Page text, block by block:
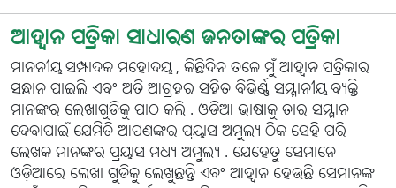
ଆହ୍ୱାନ ପତ୍ରିକା ସାଧାରଣ ଜନତାଙ୍କର ପତ୍ରିକା
ମାନନୀୟ ସମ୍ପାଦକ ମହୋଦୟ , କିଛିଦିନ ତଳେ ମୁଁ ଆହ୍ୱାନ ପତ୍ରିକାର
ସନ୍ଧାନ ପାଇଲି ଏବଂ ଅତି ଆଗ୍ରହର ସହିତ ବିଭିର୍ଣ୍ଣ ସମ୍ମାନୀୟ ବ୍ୟକ୍ତି
ମାନଙ୍କର ଲେଖାଗୁଡିକୁ ପାଠ କଲି . ଓଡ଼ିଆ ଭାଷାକୁ ତାର ସମ୍ମାନ
ଦେବାପାଇଁ ଯେମିତି ଆପଣଙ୍କର ପ୍ରୟାସ ଅମୁଲ୍ୟ ଠିକ ସେହି ପରି
ଲେଖକ ମାନଙ୍କର ପ୍ରୟାସ ମଧ୍ୟ ଅମୁଲ୍ୟ . ଯେହେତୁ ସେମାନେ
ଓଡ଼ିଆରେ ଲେଖା ଗୁଡିକୁ ଲେଖୁଛନ୍ତି ଏବଂ ଆହ୍ୱାନ ହେଉଛି ସେମାନଙ୍କ